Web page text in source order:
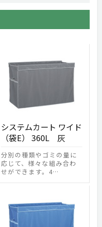
システムカート ワイド
（袋E） 360L 灰
分別の種類やゴミの量に
応じて、様々な組み合わ
せができます。4…